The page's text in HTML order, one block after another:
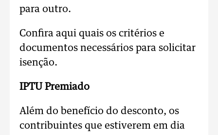
para outro.
Confira aqui quais os critérios e
documentos necessários para solicitar
isenção.
IPTU Premiado
Além do benefício do desconto, os
contribuintes que estiverem em dia